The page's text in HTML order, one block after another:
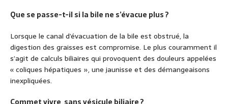
Que se passe-t-il si la bile ne s’évacue plus ?
Lorsque le canal d’évacuation de la bile est obstrué, la
digestion des graisses est compromise. Le plus couramment il
s’agit de calculs biliaires qui provoquent des douleurs appelées
« coliques hépatiques », une jaunisse et des démangeaisons
inexpliquées.